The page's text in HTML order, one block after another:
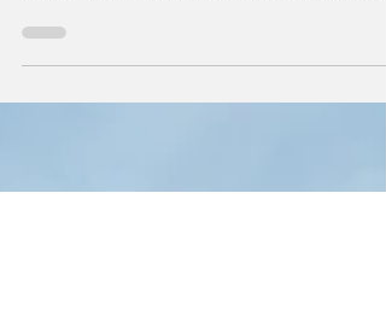
Müncheni városlátogatásunk igazi oka